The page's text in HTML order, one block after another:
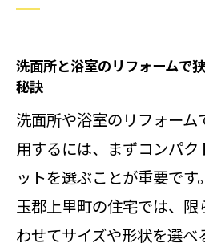
ストレスを軽減す
手間を減らすコツ
洗面所と浴室のリフ
するコツ
洗面所と浴室のリ
良くなるレイアウ
洗面所と浴室のリフォームで
秘訣
洗面所や浴室のリフォー
用するには、まずコンパ
ットを選ぶことが重要で
玉郡上里町の住宅では、
わせてサイズや形状を選